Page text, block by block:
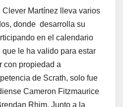
Clever Martínez lleva varios
donde desarrolla su
en el calendario
le ha valido para estar
con propiedad a
de Scrath, solo fue
Cameron Fitzmaurice
Rhim. Junto a la